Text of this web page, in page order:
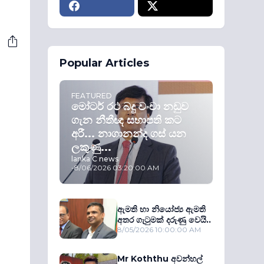
Popular Articles
FEATURED
මෝටර් රථ බදු වංචා නඩුව
ගැන නීතීඥ සභාපති කට
අරී... නාගානන්ද ගස් යන
ලකුණු...
lanka C news
-8/06/2026 03:20:00 AM
ඇමති හා නියෝජ්‍ය ඇමති
අතර ගැටුමක් දරුණු වෙයි..
8/05/2026 10:00:00 AM
Mr Koththu අවන්හල්